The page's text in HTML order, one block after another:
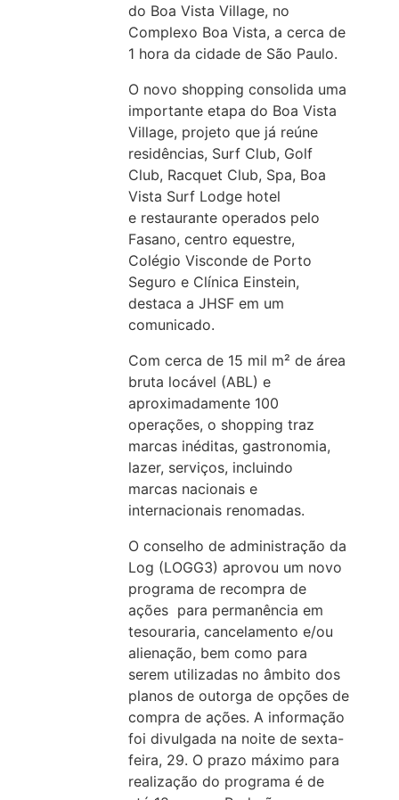
do Boa Vista Village, no
Complexo Boa Vista, a cerca de
1 hora da cidade de São Paulo.
O novo shopping consolida uma
importante etapa do Boa Vista
Village, projeto que já reúne
residências, Surf Club, Golf
Club, Racquet Club, Spa, Boa
Vista Surf Lodge hotel
e restaurante operados pelo
Fasano, centro equestre,
Colégio Visconde de Porto
Seguro e Clínica Einstein,
destaca a JHSF em um
comunicado.
Com cerca de 15 mil m² de área
bruta locável (ABL) e
aproximadamente 100
operações, o shopping traz
marcas inéditas, gastronomia,
lazer, serviços, incluindo
marcas nacionais e
internacionais renomadas.
O conselho de administração da
Log (LOGG3) aprovou um novo
programa de recompra de
ações para permanência em
tesouraria, cancelamento e/ou
alienação, bem como para
serem utilizadas no âmbito dos
planos de outorga de opções de
compra de ações. A informação
foi divulgada na noite de sexta-
feira, 29. O prazo máximo para
realização do programa é de